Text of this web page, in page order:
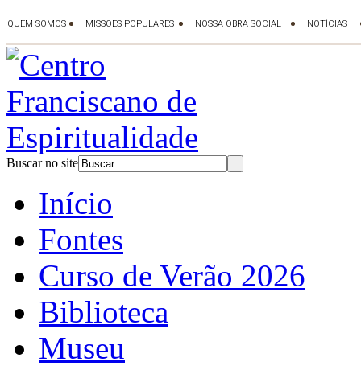
Buscar no site
Início
Fontes
Curso de Verão 2026
Biblioteca
Museu